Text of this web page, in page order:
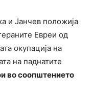
и Јанчев положија
Евреи од
окупација на
на паднатите
во соопштението